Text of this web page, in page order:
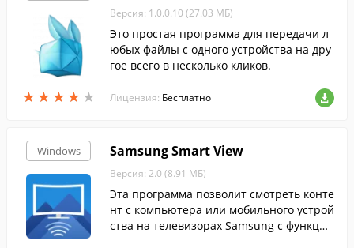
★ ★ ★ ★ ★
★ ★ ★ ★ ★
Версия: 1.0.0.10 (27.03 МБ)
Это простая программа для передачи л
юбых файлы с одного устройства на дру
гое всего в несколько кликов.
Лицензия: Бесплатно
Windows Samsung Smart View
Версия: 2.0 (8.91 МБ)
Эта программа позволит смотреть конте
нт с компьютера или мобильного устрой
ства на телевизорах Samsung с функцие